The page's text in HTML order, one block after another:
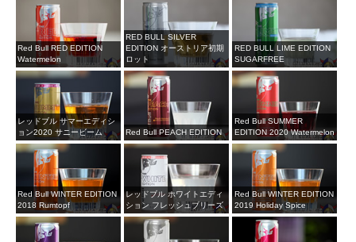
Red Bull RED EDITION
Watermelon
RED BULL SILVER
EDITION オーストリア初期
ロット
RED BULL LIME EDITION
SUGARFREE
レッドブル サマーエディシ
ョン2020 サニービーム
Red Bull PEACH EDITION
Red Bull SUMMER
EDITION 2020 Watermelon
Red Bull WINTER EDITION
2018 Rumtopf
レッドブル ホワイトエディ
ション フレッシュブリーズ
Red Bull WINTER EDITION
2019 Holiday Spice